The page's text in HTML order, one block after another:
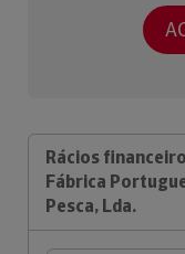
Rácios
Fábrica
Pesca, Lda.